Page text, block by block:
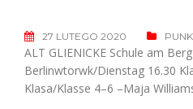
27 LUTEGO 2020
ALT GLIENICKE Schule am
Berlinwtorwk/Dienstag 16.30
Klasa/Klasse 4–6 –Maja